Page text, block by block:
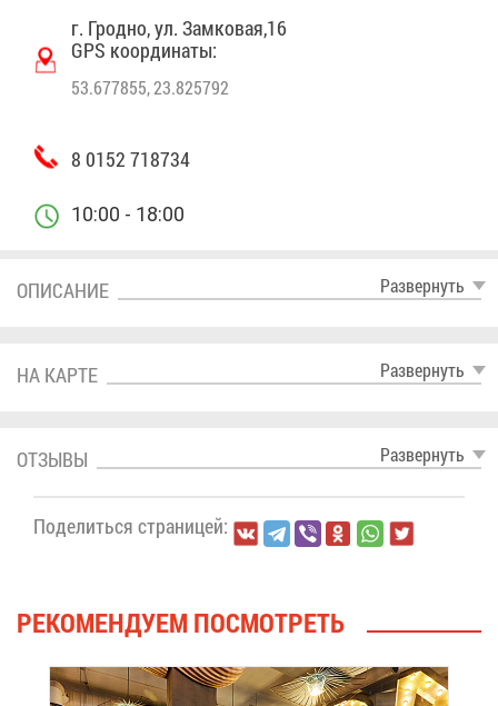
г. Грод­но, ул. Зам­ко­вая,16
GPS ко­ор­ди­на­ты:
53.677855, 23.825792
8 0152 718734
10:00 - 18:00
Раз­вер­нуть
ОПИ­СА­НИЕ
Раз­вер­нуть
НА КАР­ТЕ
Раз­вер­нуть
ОТ­ЗЫ­ВЫ
По­де­лить­ся стра­ни­цей:
РЕ­КО­МЕН­ДУ­ЕМ ПО­СМОТ­РЕТЬ